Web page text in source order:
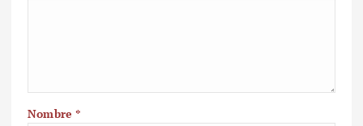
Nombre*